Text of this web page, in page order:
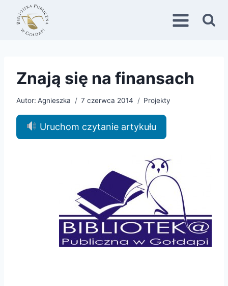
Przejdź
treści
Znają się na finansach
Autor: Agnieszka 7 czerwca 2014 Projekty
Uruchom czytanie artykułu